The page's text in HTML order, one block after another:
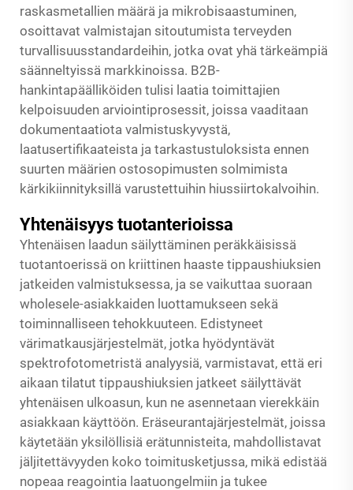
raskasmetallien määrä ja mikrobisaastuminen,
osoittavat valmistajan sitoutumista terveyden
turvallisuusstandardeihin, jotka ovat yhä tärkeämpiä
säänneltyissä markkinoissa. B2B-
hankintapäälliköiden tulisi laatia toimittajien
kelpoisuuden arviointiprosessit, joissa vaaditaan
dokumentaatiota valmistuskyvystä,
laatusertifikaateista ja tarkastustuloksista ennen
suurten määrien ostosopimusten solmimista
kärkikiinnityksillä varustettuihin hiussiirtokalvoihin.
Yhtenäisyys tuotanterioissa
Yhtenäisen laadun säilyttäminen peräkkäisissä
tuotantoerissä on kriittinen haaste tippaushiuksien
jatkeiden valmistuksessa, ja se vaikuttaa suoraan
wholesele-asiakkaiden luottamukseen sekä
toiminnalliseen tehokkuuteen. Edistyneet
värimatkausjärjestelmät, jotka hyödyntävät
spektrofotometristä analyysiä, varmistavat, että eri
aikaan tilatut tippaushiuksien jatkeet säilyttävät
yhtenäisen ulkoasun, kun ne asennetaan vierekkäin
asiakkaan käyttöön. Eräseurantajärjestelmät, joissa
käytetään yksilöllisiä erätunnisteita, mahdollistavat
jäljitettävyyden koko toimitusketjussa, mikä edistää
nopeaa reagointia laatuongelmiin ja tukee